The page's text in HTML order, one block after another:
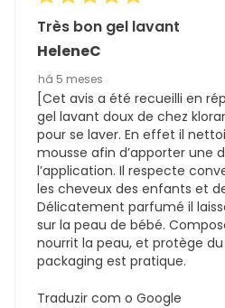
Très bon gel lavant
HeleneC
há 5 meses
[Cet avis a été recueilli en
gel lavant doux de chez
pour se laver. En effet il
mousse afin d’apporter une
l’application. Il respecte
les cheveux des enfants et
Délicatement parfumé il
sur la peau de bébé.
nourrit la peau, et protège
packaging est pratique.
Traduzir com o Google